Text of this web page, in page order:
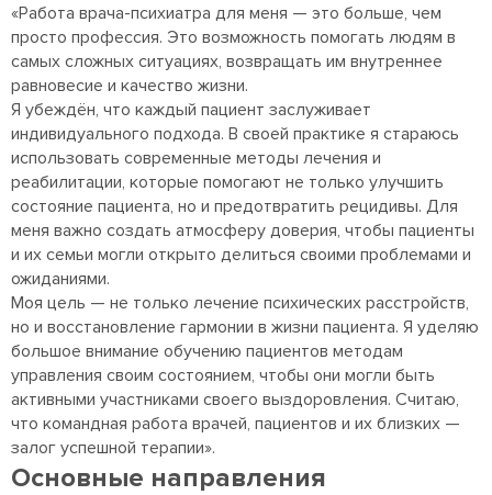
«Работа врача-психиатра для меня — это больше, чем
просто профессия. Это возможность помогать людям в
самых сложных ситуациях, возвращать им внутреннее
равновесие и качество жизни.
Я убеждён, что каждый пациент заслуживает
индивидуального подхода. В своей практике я стараюсь
использовать современные методы лечения и
реабилитации, которые помогают не только улучшить
состояние пациента, но и предотвратить рецидивы. Для
меня важно создать атмосферу доверия, чтобы пациенты
и их семьи могли открыто делиться своими проблемами и
ожиданиями.
Моя цель — не только лечение психических расстройств,
но и восстановление гармонии в жизни пациента. Я уделяю
большое внимание обучению пациентов методам
управления своим состоянием, чтобы они могли быть
активными участниками своего выздоровления. Считаю,
что командная работа врачей, пациентов и их близких —
залог успешной терапии».
Основные направления